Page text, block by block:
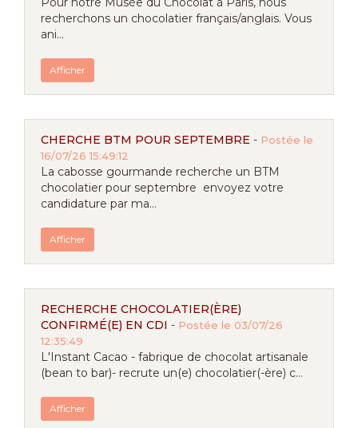
recherchons un chocolatier français/anglais. Vous
ani...
Afficher
CHERCHE BTM POUR SEPTEMBRE - Postée le
16/07/26 15:49:12
La cabosse gourmande recherche un BTM
chocolatier pour septembre envoyez votre
candidature par ma...
Afficher
RECHERCHE CHOCOLATIER(ÈRE)
CONFIRMÉ(E) EN CDI - Postée le 03/07/26
12:35:49
L'Instant Cacao - fabrique de chocolat artisanale
(bean to bar)- recrute un(e) chocolatier(-ère) c...
Afficher